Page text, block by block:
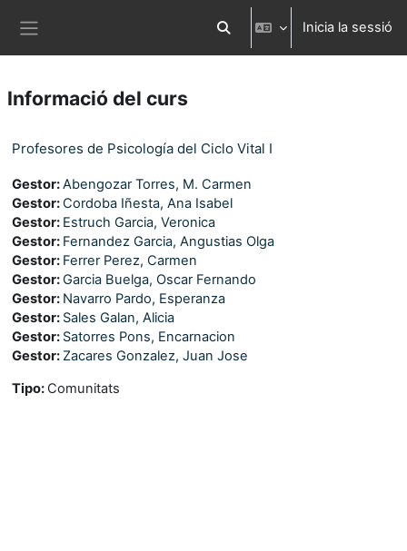
Commuta l'entrada de la cerca
Inicia la sessió
Informació del curs
Profesores de Psicología del Ciclo Vital I
Gestor:Abengozar Torres, M. Carmen
Gestor:Cordoba Iñesta, Ana Isabel
Gestor: Estruch Garcia, Veronica
Gestor: Fernandez Garcia, Angustias Olga
Gestor: Ferrer Perez, Carmen
Gestor:Garcia Buelga, Oscar Fernando
Gestor: Navarro Pardo, Esperanza
Gestor: Sales Galan, Alicia
Gestor: Satorres Pons, Encarnacion
Gestor: Zacares Gonzalez, Juan Jose
Tipo: Comunitats